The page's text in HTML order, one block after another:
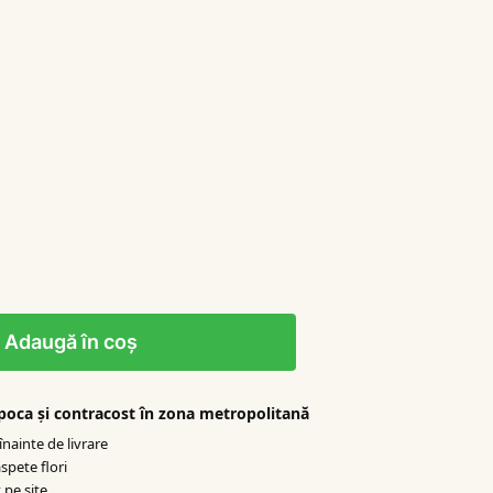
Adaugă în coș
şi contracost în zona metropolitană
de livrare
flori